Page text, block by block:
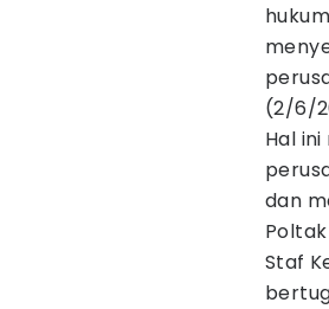
(2/6/
Hal
dan
Staf